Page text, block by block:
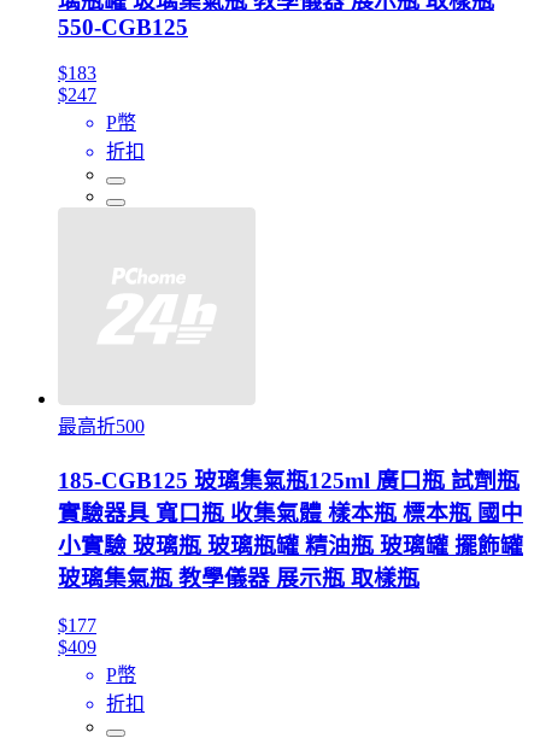
550-CGB125
$183
$247
P幣
折扣
最高折500
185-CGB125 玻璃集氣瓶125ml 廣口瓶 試劑瓶
實驗器具 寬口瓶 收集氣體 樣本瓶 標本瓶 國中
小實驗 玻璃瓶 玻璃瓶罐 精油瓶 玻璃罐 擺飾罐
玻璃集氣瓶 教學儀器 展示瓶 取樣瓶
$177
$409
P幣
折扣